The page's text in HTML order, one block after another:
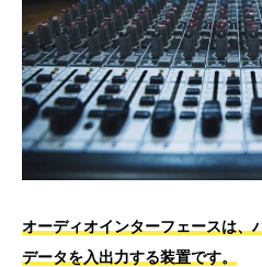
オーディオインターフェースは、
データを入出力する装置です。